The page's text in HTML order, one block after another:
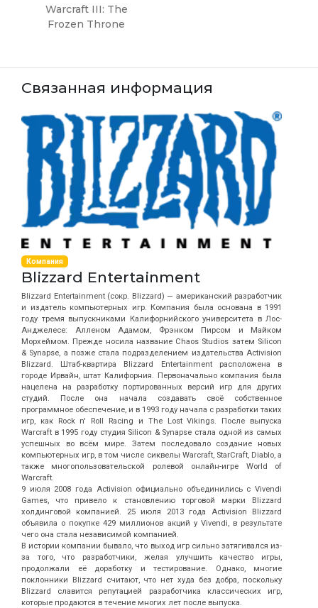
Warcraft III: The
Frozen Throne
Связанная информация
Компания
Blizzard Entertainment
Blizzard Entertainment (сокр. Blizzard) — американский разработчик
и издатель компьютерных игр. Компания была основана в 1991
году тремя выпускниками Калифорнийского университета в Лос-
Анджелесе: Алленом Адамом, Фрэнком Пирсом и Майком
Морхеймом. Прежде носила название Chaos Studios затем Silicon
& Synapse, а позже стала подразделением издательства Activision
Blizzard. Штаб-квартира Blizzard Entertainment расположена в
городе Ирвайн, штат Калифорния. Первоначально компания была
нацелена на разработку портированных версий игр для других
студий. После она начала создавать своё собственное
программное обеспечение, и в 1993 году начала с разработки таких
игр, как Rock n' Roll Racing и The Lost Vikings. После выпуска
Warcraft в 1995 году студия Silicon & Synapse стала одной из самых
успешных во всём мире. Затем последовало создание новых
компьютерных игр, в том числе сиквелы Warcraft, StarCraft, Diablo, а
также многопользовательской ролевой онлайн-игре World of
Warcraft.
9 июля 2008 года Activision официально объединились с Vivendi
Games, что привело к становлению торговой марки Blizzard
холдинговой компанией. 25 июля 2013 года Activision Blizzard
объявила о покупке 429 миллионов акций у Vivendi, в результате
чего она стала независимой компанией.
В истории компании бывало, что выход игр сильно затягивался из-
за того, что разработчики, желая улучшить качество игры,
продолжали её доработку и тестирование. Однако, многие
поклонники Blizzard считают, что нет худа без добра, поскольку
Blizzard славится репутацией разработчика классических игр,
которые продаются в течение многих лет после выпуска.